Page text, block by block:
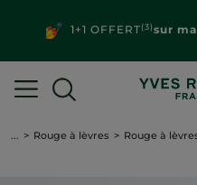
1+1 OFFERT(3)sur
... Rouge à lèvres Rouge à